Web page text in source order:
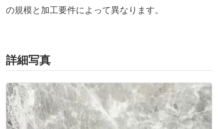
の規模と加工要件によって異なります。
詳細写真